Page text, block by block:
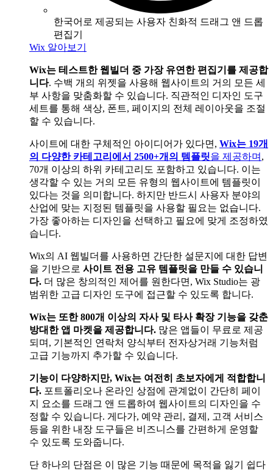
한국어로 제공되는 사용자 친화적 드래그 앤 드롭
편집기
Wix 알아보기
Wix는 테스트한 웹빌더 중 가장 유연한 편집기를 제공합
니다. 수백 개의 위젯을 사용해 웹사이트의 거의 모든 세
부 사항을 맞춤화할 수 있습니다. 직관적인 디자인 도구
세트를 통해 색상, 폰트, 페이지의 전체 레이아웃을 조절
할 수 있습니다.
사이트에 대한 구체적인 아이디어가 있다면, Wix는 19개
의 다양한 카테고리에서 2500+개의 템플릿을 제공하며 ,
70개 이상의 하위 카테고리도 포함하고 있습니다. 이는
생각할 수 있는 거의 모든 유형의 웹사이트에 템플릿이
있다는 것을 의미합니다. 하지만 반드시 사용자 분야의
산업에 맞는 지정된 템플릿을 사용할 필요는 없습니다.
가장 좋아하는 디자인을 선택하고 필요에 맞게 조정하였
습니다.
Wix의 AI 웹빌더를 사용하면 간단한 설문지에 대한 답변
을 기반으로 사이트 전용 고유 템플릿을 만들 수 있습니
다. 더 많은 창의적인 제어를 원한다면, Wix Studio는 광
범위한 고급 디자인 도구에 접근할 수 있도록 합니다.
Wix는 또한 800개 이상의 자사 및 타사 확장 기능을 갖춘
방대한 앱 마켓을 제공합니다. 많은 앱들이 무료로 제공
되며, 기본적인 연락처 양식부터 전자상거래 기능처럼
고급 기능까지 추가할 수 있습니다.
기능이 다양하지만, Wix는 여전히 초보자에게 적합합니
다. 포트폴리오나 온라인 상점에 관계없이 간단히 페이
지 요소를 드래그 앤 드롭하여 웹사이트의 디자인을 수
정할 수 있습니다. 게다가, 예약 관리, 결제, 고객 서비스
등을 위한 내장 도구들은 비즈니스를 간편하게 운영할
수 있도록 도와줍니다.
단 하나의 단점은 이 많은 기능 때문에 목적을 잃기 쉽다